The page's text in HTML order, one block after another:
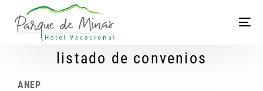
listado de convenios
ANEP